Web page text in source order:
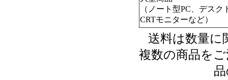
（ノート型PC、デスク
CRTモニターなど）
送料は数量に
複数の商品を